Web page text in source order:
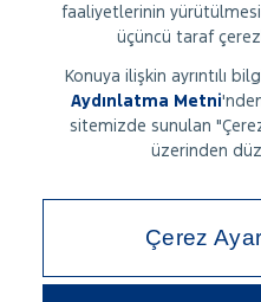
faaliyetlerinin
üçüncü taraf
Konuya ilişkin ayrıntılı
Aydınlatma Metni'
sitemizde sunulan
üzerinden
Çerez
KAMU & ÜST YAPI
HAKKIMIZDA
İLETİŞİM